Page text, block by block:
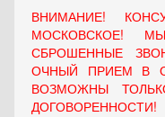
ВНИМАНИЕ!
МОСКОВСКОЕ!
СБРОШЕННЫЕ
ОЧНЫЙ ПРИЕМ В
ВОЗМОЖНЫ
ДОГОВОРЕННОСТИ!